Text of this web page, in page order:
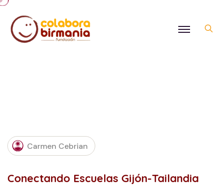
DECEMBER
3, 2021
Carmen Cebrian
Conectando Escuelas Gijón-Tailandia